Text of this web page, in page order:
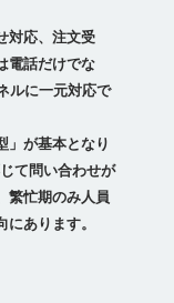
対応、注文受
電話だけでな
ルに一元対応で
」が基本となり
て問い合わせが
繁忙期のみ人員
あります。